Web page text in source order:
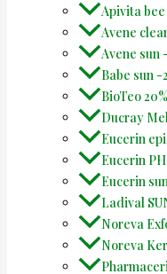
Apivita
Avene
Avene sun
Babe sun -
BioTeo
Ducray
Eucerin
Eucerin
Eucerin
Ladival
Noreva
Noreva